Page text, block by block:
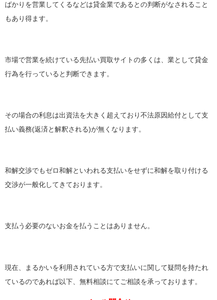
ばかりを営業してくるなどは貸金業であるとの判断がなされること
もあり得ます。
市場で営業を続けている先払い買取サイトの多くは、業として貸金
行為を行っていると判断できます。
その場合の利息は出資法を大きく超えており不法原因給付として支
払い義務(返済と解釈される)が無くなります。
和解交渉でもゼロ和解といわれる支払いをせずに和解を取り付ける
交渉が一般化してきております。
支払う必要のないお金を払うことはありません。
現在、まるかいを利用されている方で支払いに関して疑問を持たれ
ているのであれば以下、無料相談にてご相談を承っております。